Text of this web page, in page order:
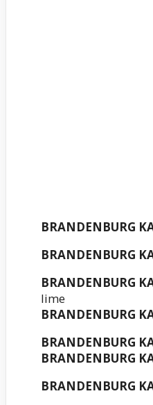
BRANDENBURG
BRANDENBURG
BRANDENBURG
lime
BRANDENBURG
BRANDENBURG
BRANDENBURG
BRANDENBURG